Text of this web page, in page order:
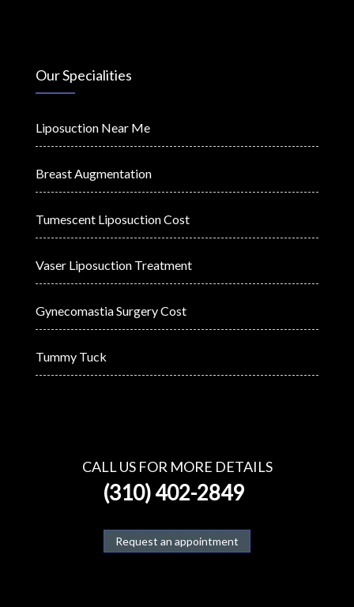
Our Specialities
Liposuction Near Me
Breast Augmentation
Tumescent Liposuction Cost
Vaser Liposuction Treatment
Gynecomastia Surgery Cost
Tummy Tuck
CALL US FOR MORE DETAILS
(310) 402-2849
Request an appointment